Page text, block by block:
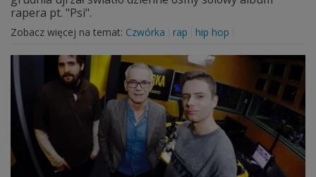
rapera pt. "Psi".
Zobacz więcej na temat: Czwórka rap hip hop